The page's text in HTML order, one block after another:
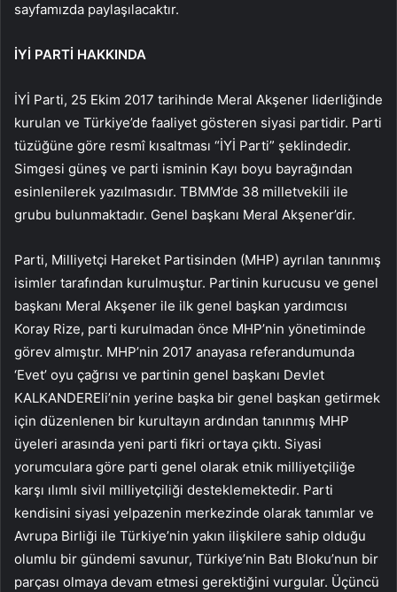
sayfamızda paylaşılacaktır.
İYİ PARTİ HAKKINDA
İYİ Parti, 25 Ekim 2017 tarihinde Meral Akşener liderliğinde
kurulan ve Türkiye’de faaliyet gösteren siyasi partidir. Parti
tüzüğüne göre resmî kısaltması “İYİ Parti” şeklindedir.
Simgesi güneş ve parti isminin Kayı boyu bayrağından
esinlenilerek yazılmasıdır. TBMM’de 38 milletvekili ile
grubu bulunmaktadır. Genel başkanı Meral Akşener’dir.
Parti, Milliyetçi Hareket Partisinden (MHP) ayrılan tanınmış
isimler tarafından kurulmuştur. Partinin kurucusu ve genel
başkanı Meral Akşener ile ilk genel başkan yardımcısı
Koray Rize, parti kurulmadan önce MHP’nin yönetiminde
görev almıştır. MHP’nin 2017 anayasa referandumunda
‘Evet’ oyu çağrısı ve partinin genel başkanı Devlet
KALKANDEREli’nin yerine başka bir genel başkan getirmek
için düzenlenen bir kurultayın ardından tanınmış MHP
üyeleri arasında yeni parti fikri ortaya çıktı. Siyasi
yorumculara göre parti genel olarak etnik milliyetçiliğe
karşı ılımlı sivil milliyetçiliği desteklemektedir. Parti
kendisini siyasi yelpazenin merkezinde olarak tanımlar ve
Avrupa Birliği ile Türkiye’nin yakın ilişkilere sahip olduğu
olumlu bir gündemi savunur, Türkiye’nin Batı Bloku’nun bir
parçası olmaya devam etmesi gerektiğini vurgular. Üçüncü